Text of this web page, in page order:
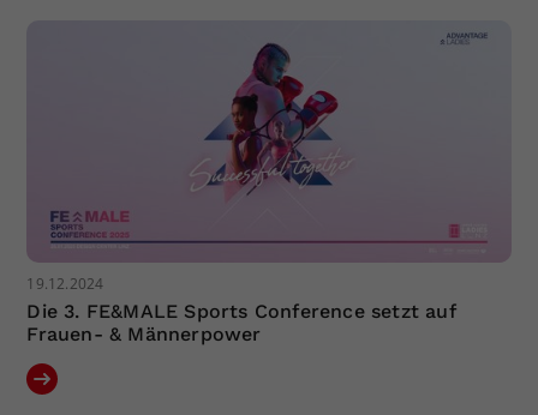
19.12.2024
Die 3. FE&MALE Sports Conference setzt auf
Frauen- & Männerpower